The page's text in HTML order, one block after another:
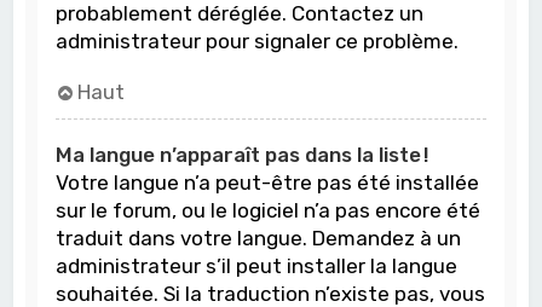
probablement déréglée. Contactez un
administrateur pour signaler ce problème.
Haut
Ma langue n’apparaît pas dans la liste !
Votre langue n’a peut-être pas été installée
sur le forum, ou le logiciel n’a pas encore été
traduit dans votre langue. Demandez à un
administrateur s’il peut installer la langue
souhaitée. Si la traduction n’existe pas, vous